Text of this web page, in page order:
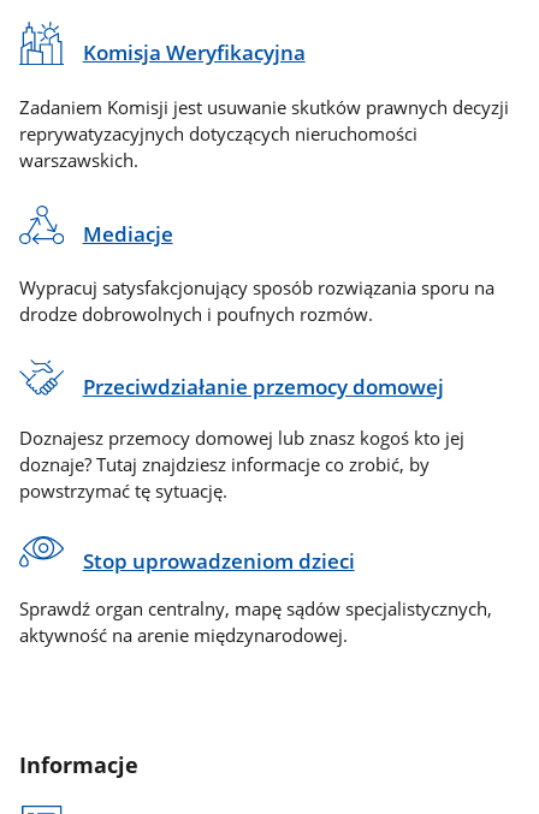
Komisja Weryfikacyjna
Zadaniem Komisji jest usuwanie skutków prawnych decyzji
reprywatyzacyjnych dotyczących nieruchomości
warszawskich.
Mediacje
Wypracuj satysfakcjonujący sposób rozwiązania sporu na
drodze dobrowolnych i poufnych rozmów.
Przeciwdziałanie przemocy domowej
Doznajesz przemocy domowej lub znasz kogoś kto jej
doznaje? Tutaj znajdziesz informacje co zrobić, by
powstrzymać tę sytuację.
Stop uprowadzeniom dzieci
Sprawdź organ centralny, mapę sądów specjalistycznych,
aktywność na arenie międzynarodowej.
Informacje